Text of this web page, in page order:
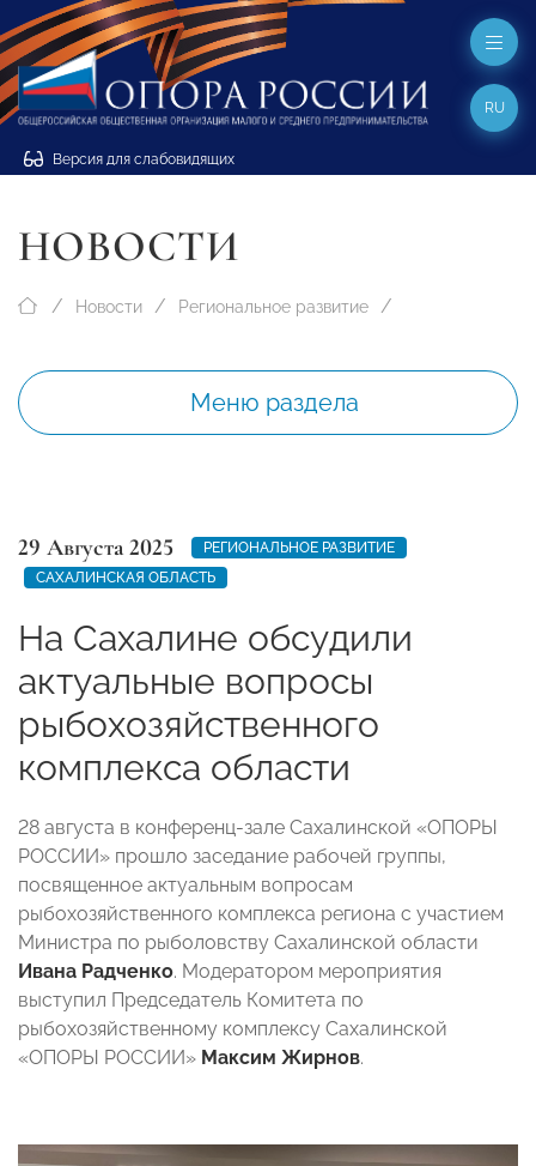
Версия для слабовидящих
RU
НОВОСТИ
Новости Региональное развитие
Меню раздела
29 Августа 2025
РЕГИОНАЛЬНОЕ РАЗВИТИЕ
САХАЛИНСКАЯ ОБЛАСТЬ
На Сахалине обсудили
актуальные вопросы
рыбохозяйственного
комплекса области
28 августа в конференц-зале Сахалинской «ОПОРЫ
РОССИИ» прошло заседание рабочей группы,
посвященное актуальным вопросам
рыбохозяйственного комплекса региона с участием
Министра по рыболовству Сахалинской области
Ивана Радченко. Модератором мероприятия
выступил Председатель Комитета по
рыбохозяйственному комплексу Сахалинской
«ОПОРЫ РОССИИ» Максим Жирнов.